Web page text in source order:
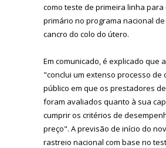
como teste de primeira linha para
primário no programa nacional
cancro do colo do útero.
Em comunicado, é explicado que
"conclui um extenso processo de
público em que os prestadores
foram avaliados quanto à sua
cumprir os critérios de
preço". A previsão de início do
rastreio nacional com base no